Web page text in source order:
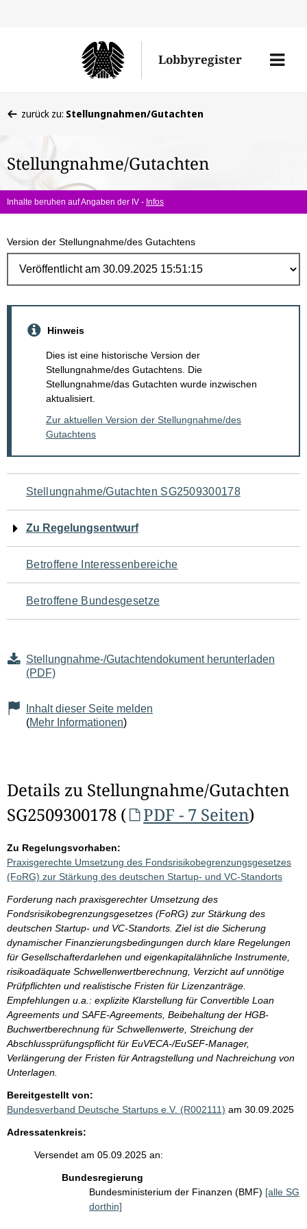
Lobbyregister
Menü
befinden
hier:
zurück zu: Stellungnahmen/Gutachten
Stellungnahme/Gutachten
Inhalte beruhen auf Angaben der IV - Infos
Version der Stellungnahme/des Gutachtens
Hinweis
Dies ist eine historische Version der
Stellungnahme/des Gutachtens. Die
Stellungnahme/das Gutachten wurde inzwischen
aktualisiert.
Zur aktuellen Version der Stellungnahme/des
Gutachtens
Navigation
für
den
Seiteninhalt
Stellungnahme/Gutachten SG2509300178
Zu Regelungsentwurf
Betroffene Interessenbereiche
Betroffene Bundesgesetze
Stellungnahme-/Gutachtendokument herunterladen
(PDF)
Inhalt dieser Seite melden
(Mehr Informationen)
Details zu Stellungnahme/Gutachten
SG2509300178 (
PDF - 7 Seiten)
Zu Regelungsvorhaben:
Praxisgerechte Umsetzung des Fondsrisikobegrenzungsgesetzes
(FoRG) zur Stärkung des deutschen Startup- und VC-Standorts
Forderung nach praxisgerechter Umsetzung des
Fondsrisikobegrenzungsgesetzes (FoRG) zur Stärkung des
deutschen Startup- und VC-Standorts. Ziel ist die Sicherung
dynamischer Finanzierungsbedingungen durch klare Regelungen
für Gesellschafterdarlehen und eigenkapitalähnliche Instrumente,
risikoadäquate Schwellenwertberechnung, Verzicht auf unnötige
Prüfpflichten und realistische Fristen für Lizenzanträge.
Empfehlungen u.a.: explizite Klarstellung für Convertible Loan
Agreements und SAFE-Agreements, Beibehaltung der HGB-
Buchwertberechnung für Schwellenwerte, Streichung der
Abschlussprüfungspflicht für EuVECA-/EuSEF-Manager,
Verlängerung der Fristen für Antragstellung und Nachreichung von
Unterlagen.
Bereitgestellt von:
Bundesverband Deutsche Startups e.V. (R002111) am 30.09.2025
Adressatenkreis:
Versendet am 05.09.2025 an:
Bundesregierung
Bundesministerium der Finanzen (BMF) [alle SG
dorthin]